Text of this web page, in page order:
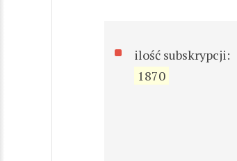
ilość subskrypcji:
1870